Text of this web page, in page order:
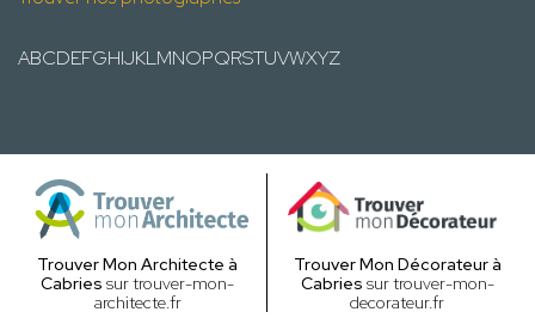
ABCDEFGHIJKLMNOPQRSTUVWXYZ
Trouver Mon Architecte à
Cabries sur trouver-mon-
architecte.fr
Trouver Mon Décorateur à
Cabries sur trouver-mon-
decorateur.fr